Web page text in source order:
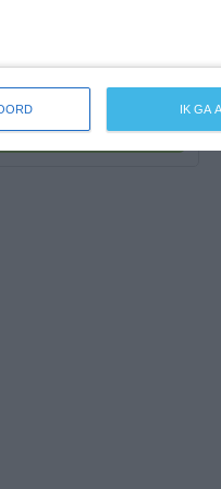
IK GA
dan 200 mm =